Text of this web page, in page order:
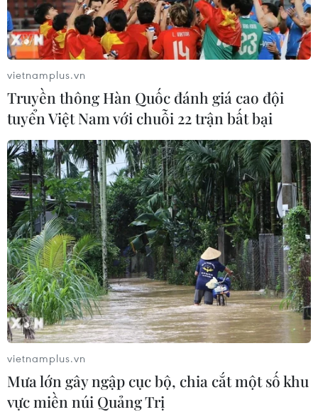
Cựu chủ tịch UEFA ra điều trần về
nghi án tham nhũng 2 triệu USD
31/08/2020 11:24
Nghi án tham nhũng 2 triệu USD đã khiến ông Michel
Platini bị đình chỉ tham gia các hoạt động bóng đá, qua
đó "bật bãi" khỏi cuộc đua vào chiếc ghế Chủ tịch FIFA
hồi năm 2016.
vietnamplus.vn
Truyền thông Hàn Quốc đánh giá cao đội
tuyển Việt Nam với chuỗi 22 trận bất bại
vietnamplus.vn
Mưa lớn gây ngập cục bộ, chia cắt một số khu
vực miền núi Quảng Trị